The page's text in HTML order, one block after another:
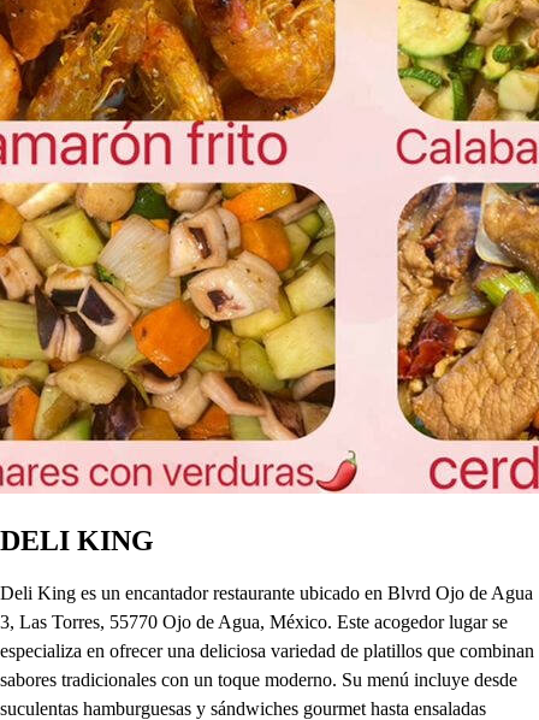
DELI KING
Deli King es un encantador restaurante ubicado en Blvrd Ojo de Agua
3, Las Torres, 55770 Ojo de Agua, México. Este acogedor lugar se
especializa en ofrecer una deliciosa variedad de platillos que combinan
sabores tradicionales con un toque moderno. Su menú incluye desde
suculentas hamburguesas y sándwiches gourmet hasta ensaladas